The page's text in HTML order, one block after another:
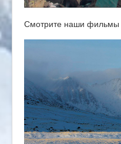
Смотрите наши фильмы